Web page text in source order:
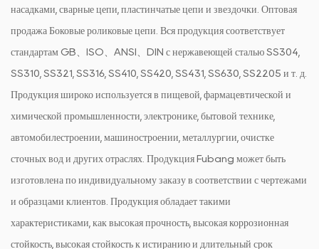
насадками, сварные цепи, пластинчатые цепи и звездочки. Оптовая
продажа Боковые роликовые цепи . Вся продукция соответствует
стандартам GB、ISO、ANSI、DIN с нержавеющей сталью SS304,
SS310, SS321, SS316, SS410, SS420, SS431, SS630, SS2205 и т. д.
Продукция широко используется в пищевой, фармацевтической и
химической промышленности, электронике, бытовой технике,
автомобилестроении, машиностроении, металлургии, очистке
сточных вод и других отраслях. Продукция Fubang может быть
изготовлена ​​по индивидуальному заказу в соответствии с чертежами
и образцами клиентов. Продукция обладает такими
характеристиками, как высокая прочность, высокая коррозионная
стойкость, высокая стойкость к истиранию и длительный срок